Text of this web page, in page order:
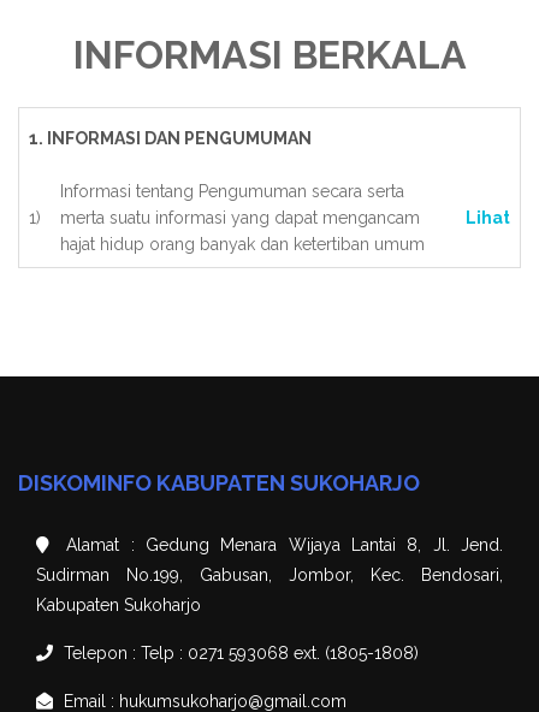
INFORMASI BERKALA
1. INFORMASI DAN PENGUMUMAN
1)
Informasi tentang Pengumuman secara serta
merta suatu informasi yang dapat mengancam
hajat hidup orang banyak dan ketertiban umum
Lihat
DISKOMINFO KABUPATEN SUKOHARJO
Alamat : Gedung Menara Wijaya Lantai 8, Jl. Jend.
Sudirman No.199, Gabusan, Jombor, Kec. Bendosari,
Kabupaten Sukoharjo
Telepon : Telp : 0271 593068 ext. (1805-1808)
Email : hukumsukoharjo@gmail.com